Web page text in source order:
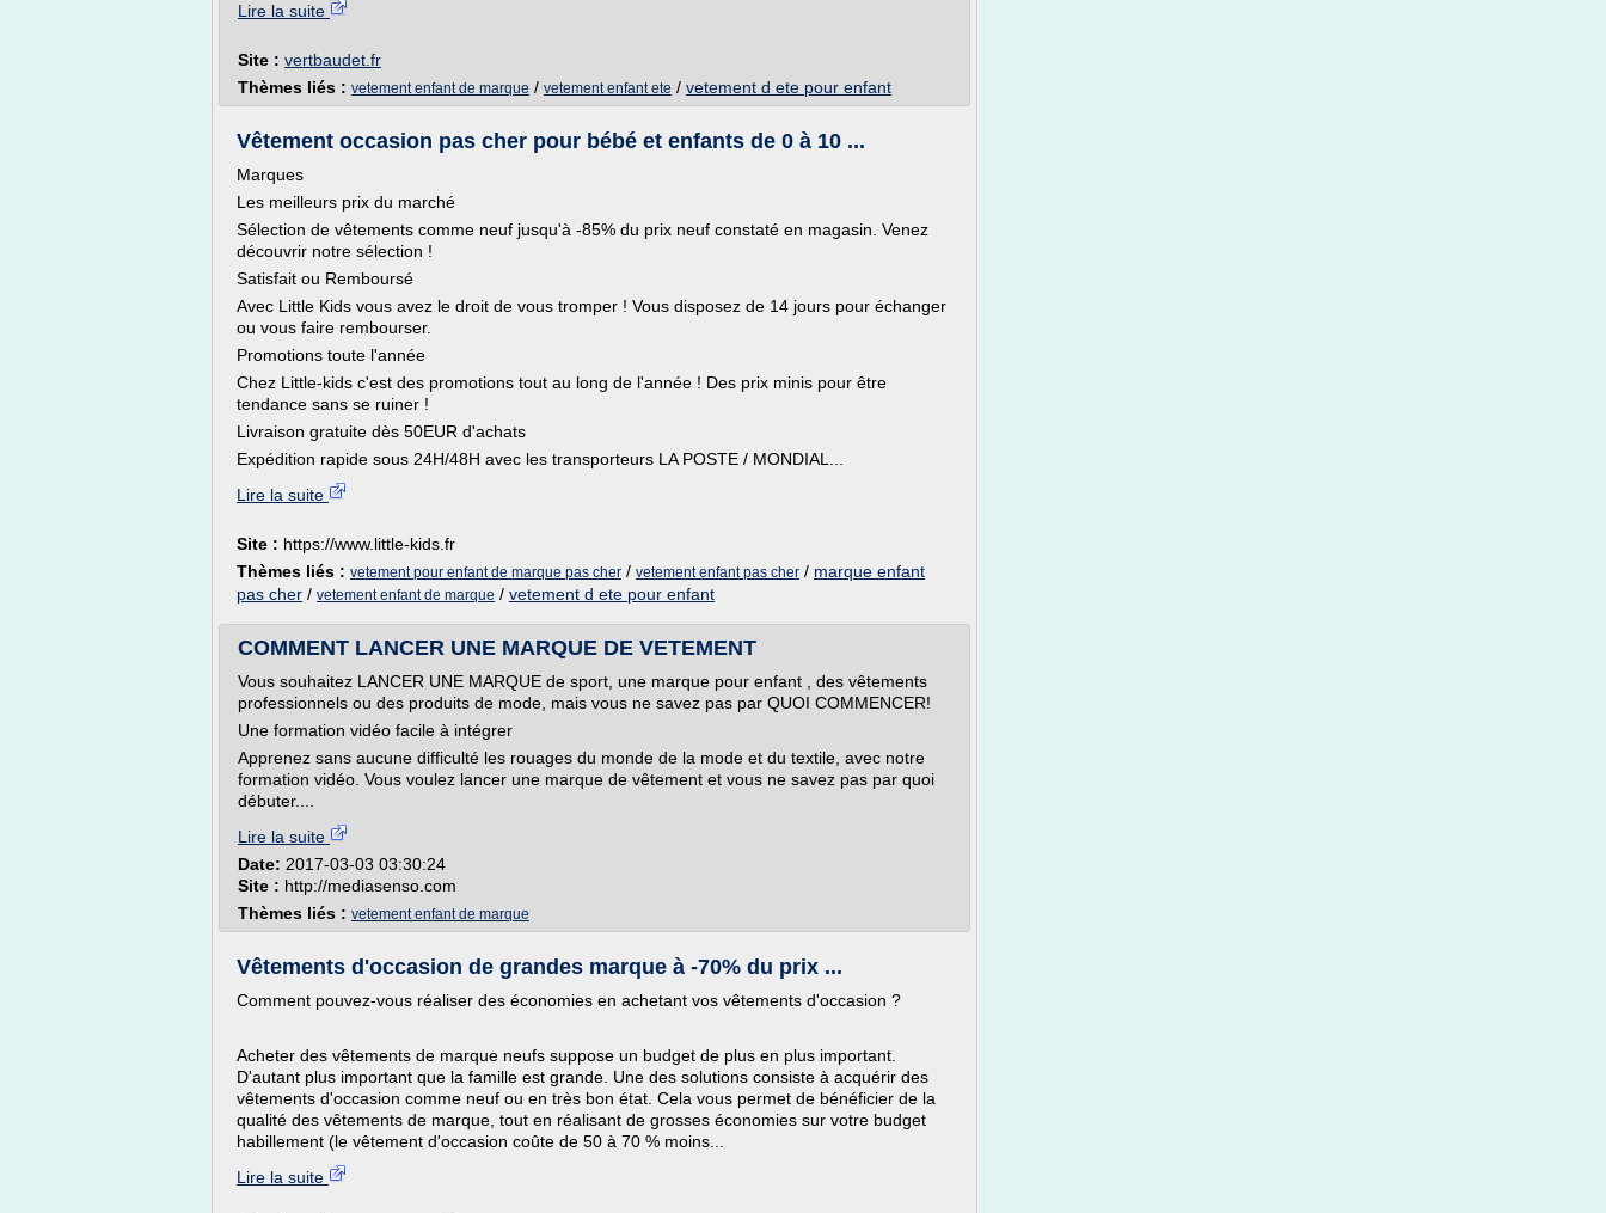
Lire la suite
Site : vertbaudet.fr
Thèmes liés : vetement enfant de marque / vetement enfant ete / vetement d ete pour enfant
Vêtement occasion pas cher pour bébé et enfants de 0 à 10 ...
Marques
Les meilleurs prix du marché
Sélection de vêtements comme neuf jusqu'à -85% du prix neuf constaté en magasin. Venez
découvrir notre sélection !
Satisfait ou Remboursé
Avec Little Kids vous avez le droit de vous tromper ! Vous disposez de 14 jours pour échanger
ou vous faire rembourser.
Promotions toute l'année
Chez Little-kids c'est des promotions tout au long de l'année ! Des prix minis pour être
tendance sans se ruiner !
Livraison gratuite dès 50EUR d'achats
Expédition rapide sous 24H/48H avec les transporteurs LA POSTE / MONDIAL...
Lire la suite
Site : https://www.little-kids.fr
Thèmes liés : vetement pour enfant de marque pas cher / vetement enfant pas cher / marque enfant
pas cher / vetement enfant de marque / vetement d ete pour enfant
COMMENT LANCER UNE MARQUE DE VETEMENT
Vous souhaitez LANCER UNE MARQUE de sport, une marque pour enfant , des vêtements
professionnels ou des produits de mode, mais vous ne savez pas par QUOI COMMENCER!
Une formation vidéo facile à intégrer
Apprenez sans aucune difficulté les rouages du monde de la mode et du textile, avec notre
formation vidéo. Vous voulez lancer une marque de vêtement et vous ne savez pas par quoi
débuter....
Lire la suite
Date: 2017-03-03 03:30:24
Site : http://mediasenso.com
Thèmes liés : vetement enfant de marque
Vêtements d'occasion de grandes marque à -70% du prix ...
Comment pouvez-vous réaliser des économies en achetant vos vêtements d'occasion ?
Acheter des vêtements de marque neufs suppose un budget de plus en plus important.
D'autant plus important que la famille est grande. Une des solutions consiste à acquérir des
vêtements d'occasion comme neuf ou en très bon état. Cela vous permet de bénéficier de la
qualité des vêtements de marque, tout en réalisant de grosses économies sur votre budget
habillement (le vêtement d'occasion coûte de 50 à 70 % moins...
Lire la suite